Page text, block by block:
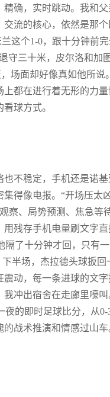
确，实时跳动。我和
流的核心，依然是那
这个1-0，跟十分钟前
守三十米，皮尔洛和加
场面却好像真如他所
都在进行着无形的力
球方式。
不稳定，手机还是诺
得像电报。“开场压太
察、局势预测、焦急等
残存手机电量刷文字
了十分钟才回，只有
半场，杰拉德头球扳
动，每一条进球的文
冲出宿舍在走廊里嚎
的即时足球比分，从
战术推演和情感过山